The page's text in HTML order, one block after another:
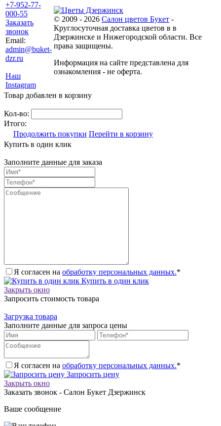
+7-952-77-
000-55
Заказать
звонок
Email:
admin@buket-
dzr.ru
Наш
Instagram
© 2009 - 2026 Салон цветов Букет -
Круглосуточная доставка цветов в в
Дзержинске и Нижегородской области. Все
права защищены.
Информация на сайте представлена для
ознакомления - не оферта.
Товар добавлен в корзину
Кол-во:
Итого:
Продолжить покупки Перейти в корзину
Купить в один клик
Заполните данные для заказа
Я согласен на обработку персональных данных.*
Купить в один клик
Закрыть окно
Запросить стоимость товара
Загрузка товара
Заполните данные для запроса цены
Я согласен на обработку персональных данных.*
Запросить цену
Закрыть окно
Заказать звонок - Салон Букет Дзержинск
Ваше сообщение